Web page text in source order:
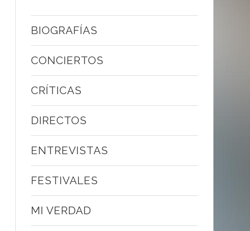
BIOGRAFÍAS
CONCIERTOS
CRÍTICAS
DIRECTOS
ENTREVISTAS
FESTIVALES
MI VERDAD